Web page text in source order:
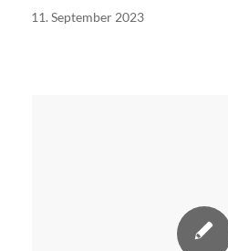
11. September 2023